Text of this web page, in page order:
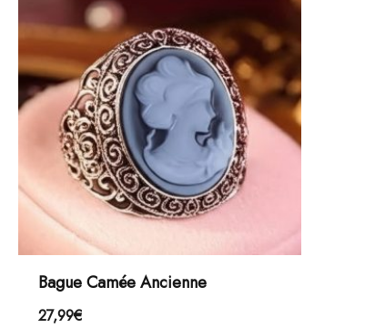
Bague Camée Ancienne
27,99€